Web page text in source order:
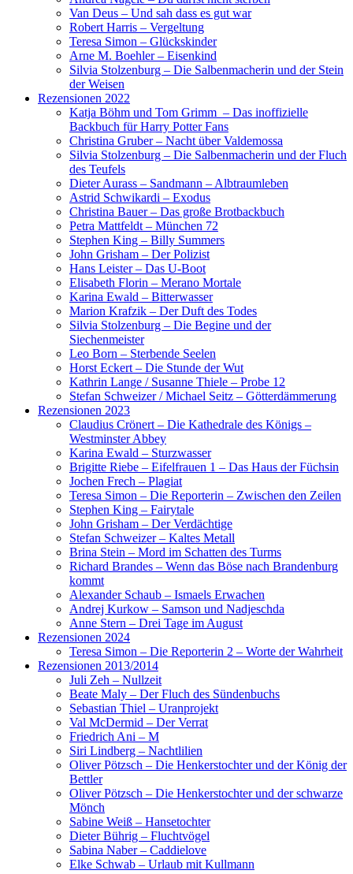
Van Deus – Und sah dass es gut war
Robert Harris – Vergeltung
Teresa Simon – Glückskinder
Arne M. Boehler – Eisenkind
Silvia Stolzenburg – Die Salbenmacherin und der Stein
der Weisen
Rezensionen 2022
Katja Böhm und Tom Grimm – Das inoffizielle
Backbuch für Harry Potter Fans
Christina Gruber – Nacht über Valdemossa
Silvia Stolzenburg – Die Salbenmacherin und der Fluch
des Teufels
Dieter Aurass – Sandmann – Albtraumleben
Astrid Schwikardi – Exodus
Christina Bauer – Das große Brotbackbuch
Petra Mattfeldt – München 72
Stephen King – Billy Summers
John Grisham – Der Polizist
Hans Leister – Das U-Boot
Elisabeth Florin – Merano Mortale
Karina Ewald – Bitterwasser
Marion Krafzik – Der Duft des Todes
Silvia Stolzenburg – Die Begine und der
Siechenmeister
Leo Born – Sterbende Seelen
Horst Eckert – Die Stunde der Wut
Kathrin Lange / Susanne Thiele – Probe 12
Stefan Schweizer / Michael Seitz – Götterdämmerung
Rezensionen 2023
Claudius Crönert – Die Kathedrale des Königs –
Westminster Abbey
Karina Ewald – Sturzwasser
Brigitte Riebe – Eifelfrauen 1 – Das Haus der Füchsin
Jochen Frech – Plagiat
Teresa Simon – Die Reporterin – Zwischen den Zeilen
Stephen King – Fairytale
John Grisham – Der Verdächtige
Stefan Schweizer – Kaltes Metall
Brina Stein – Mord im Schatten des Turms
Richard Brandes – Wenn das Böse nach Brandenburg
kommt
Alexander Schaub – Ismaels Erwachen
Andrej Kurkow – Samson und Nadjeschda
Anne Stern – Drei Tage im August
Rezensionen 2024
Teresa Simon – Die Reporterin 2 – Worte der Wahrheit
Rezensionen 2013/2014
Juli Zeh – Nullzeit
Beate Maly – Der Fluch des Sündenbuchs
Sebastian Thiel – Uranprojekt
Val McDermid – Der Verrat
Friedrich Ani – M
Siri Lindberg – Nachtlilien
Oliver Pötzsch – Die Henkerstochter und der König der
Bettler
Oliver Pötzsch – Die Henkerstochter und der schwarze
Mönch
Sabine Weiß – Hansetochter
Dieter Bührig – Fluchtvögel
Sabina Naber – Caddielove
Elke Schwab – Urlaub mit Kullmann